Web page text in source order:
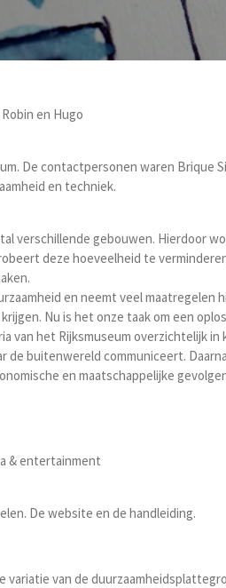
en Hugo
De contactpersonen waren Brique
en techniek.
verschillende gebouwen. Hierdoor
deze hoeveelheid te
en neemt veel maatregelen
Nu is het onze taak om een
van het Rijksmuseum overzichtelijk in
de buitenwereld communiceert.
en maatschappelijke
& entertainment
De website en de handleiding.
variatie van de